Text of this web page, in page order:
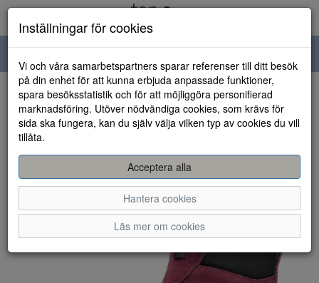
navigation
HEM
Inställningar för cookies
Vi och våra samarbetspartners sparar referenser till ditt besök
på din enhet för att kunna erbjuda anpassade funktioner,
spara besöksstatistik och för att möjliggöra personifierad
marknadsföring. Utöver nödvändiga cookies, som krävs för
sida ska fungera, kan du själv välja vilken typ av cookies du vill
tillåta.
Acceptera alla
Hantera cookies
Läs mer om cookies